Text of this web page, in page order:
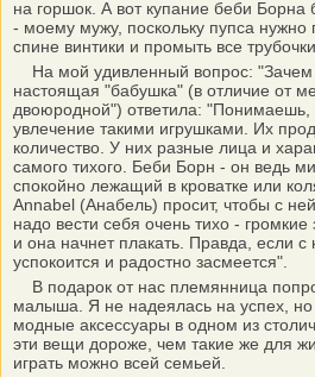
на горшок. А вот купание беби
- моему мужу, поскольку пупса нужно
спине винтики и промыть все трубочки.
На мой удивленный вопрос: "Зачем
настоящая "бабушка" (в отличие от
двоюродной") ответила: "Понимаешь,
увлечение такими игрушками. Их
количество. У них разные лица и
самого тихого. Беби Борн - он ведь
спокойно лежащий в кроватке или
Annabel (Анабель) просит, чтобы с
надо вести себя очень тихо - громкие
и она начнет плакать. Правда, если с
успокоится и радостно засмеется".
В подарок от нас племянница
малыша. Я не надеялась на успех,
модные аксессуары в одном из
эти вещи дороже, чем такие же для
играть можно всей семьей.